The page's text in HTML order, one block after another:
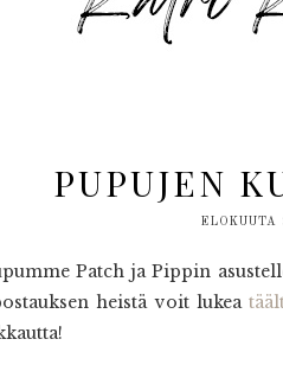
PUPUJEN
ELOKUUTA
Patch ja Pippin
heistä voit lukea